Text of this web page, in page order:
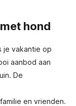
hond
je vakantie op
aanbod aan
De
en vrienden.